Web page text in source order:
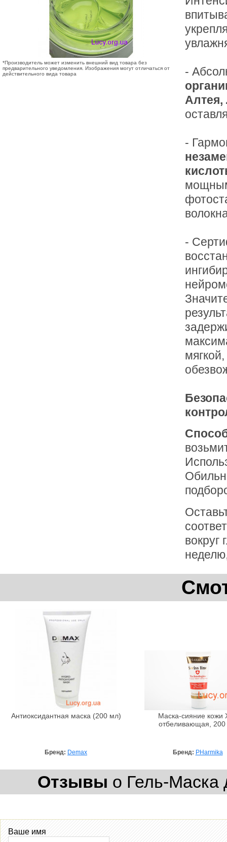
*Производитель может изменить внешний вид товара без
предварительного уведомления. Изображения могут отличаться от
действительного вида товара
-
-
-
вокруг
Антиоксидантная маска (200 мл)
Бренд: Demax
Маска-сияние кожи
отбеливающая,
Бренд: PHarmika
Отзывы о Гель-Маска
Ваше имя